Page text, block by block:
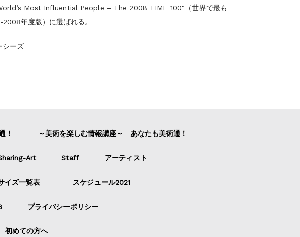
Most Influential People – The 2008 TIME 100″（世界で最も
年度版）に選ばれる。
シーズ
！ ～美術を楽しむ情報講座～ あなたも美術通！
Art Staff アーティスト
イズ一覧表 スケジュール2021
プライバシーポリシー
初めての方へ